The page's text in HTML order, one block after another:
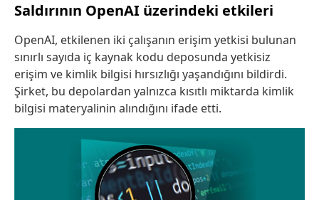
Saldırının OpenAI üzerindeki etkileri
OpenAI, etkilenen iki çalışanın erişim yetkisi bulunan
sınırlı sayıda iç kaynak kodu deposunda yetkisiz
erişim ve kimlik bilgisi hırsızlığı yaşandığını bildirdi.
Şirket, bu depolardan yalnızca kısıtlı miktarda kimlik
bilgisi materyalinin alındığını ifade etti.